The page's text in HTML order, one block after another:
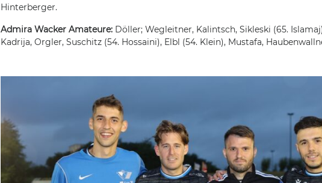
Hinterberger.
Admira Wacker Amateure: Döller; Wegleitner, Kalintsch, Sikleski (65.
Kadrija, Orgler, Suschitz (54. Hossaini), Elbl (54. Klein), Mustafa,